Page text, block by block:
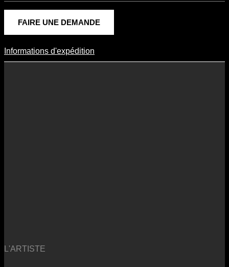
FAIRE UNE DEMANDE
Informations D'expédition
Informations d'expédition
L'ARTISTE